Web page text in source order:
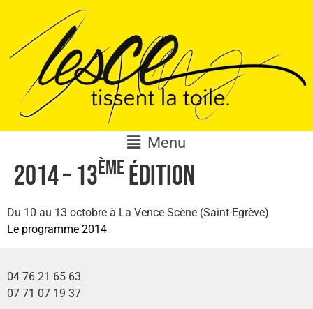
Menu
2014 – 13èmeédition
Du 10 au 13 octobre à La Vence Scène (Saint-Egrève)
Le programme 2014
04 76 21 65 63
07 71 07 19 37